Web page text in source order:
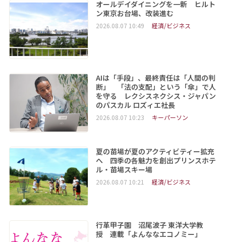
オールデイダイニングを一新 ヒルト
ン東京お台場、改装進む
2026.08.07 10:49 経済/ビジネス
AIは「手段」、最終責任は「人間の判
断」 「法の支配」という「傘」で人
を守る レクシスネクシス・ジャパン
のパスカル ロズィエ社長
2026.08.07 10:23 キーパーソン
夏の苗場が夏のアクティビティー拡充
へ 四季の各魅力を創出プリンスホテ
ル・苗場スキー場
2026.08.07 10:21 経済/ビジネス
行革甲子園 沼尾波子 東洋大学教
授 連載「よんななエコノミー」